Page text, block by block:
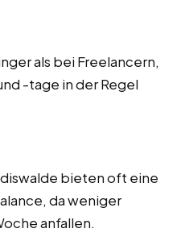
als bei Freelancern,
-tage in der Regel
bieten oft eine
da weniger
anfallen.